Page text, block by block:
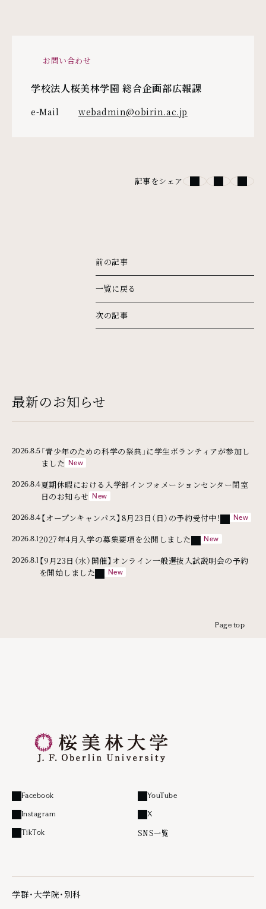
お問い合わせ
学校法人桜美林学園 総合企画部広報課
e-Mail webadmin@obirin.ac.jp
記事をシェア
前の記事
一覧に戻る
次の記事
最新のお知らせ
2026.8.5 「青少年のための科学の祭典」に学生ボランティアが参加し
ました
2026.8.4夏期休暇における入学部インフォメーションセンター閉室
日のお知らせ
2026.8.4 【オープンキャンパス】8月23日（日）の予約受付中！外部リンク
2026.8.12027年4月入学の募集要項を公開しました外部リンク
2026.8.1 【9月23日（水）開催】オンライン一般選抜入試説明会の予約
を開始しました外部リンク
Page top
Facebook
外部リンク
YouTube
外部リンク
Instagram
外部リンク
X
外部リンク
TikTok
外部リンク SNS一覧
学群・大学院・別科
学群・大学院・別科の下層ページ一覧を開く